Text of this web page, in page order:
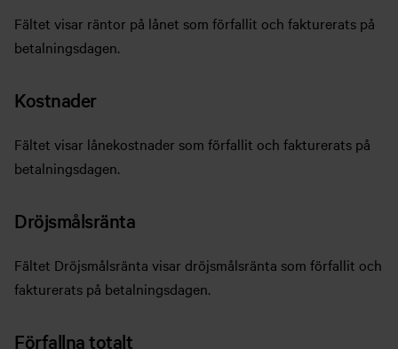
Fältet visar räntor på lånet som förfallit och fakturerats på
betalningsdagen.
Kostnader
Fältet visar lånekostnader som förfallit och fakturerats på
betalningsdagen.
Dröjsmålsränta
Fältet Dröjsmålsränta visar dröjsmålsränta som förfallit och
fakturerats på betalningsdagen.
Förfallna totalt